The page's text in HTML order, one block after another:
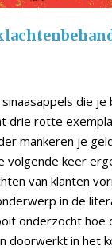
die je
drie rotte
mankeren je
volgende keer
van klanten
in de
onderzocht hoe
doorwerkt in het